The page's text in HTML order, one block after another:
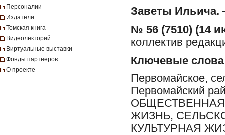
Персоналии
Издатели
Томская книга
Видеолекторий
Виртуальные выставки
Фонды партнеров
О проекте
Заветы Ильича.
№ 56 (7510) (14
коллектив
Ключевые слова
Первомайское,
Первомайский
ЖИЗНЬ,
КУЛЬТУРНАЯ